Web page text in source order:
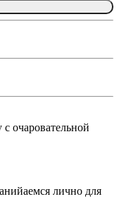
очаровательной
лично для